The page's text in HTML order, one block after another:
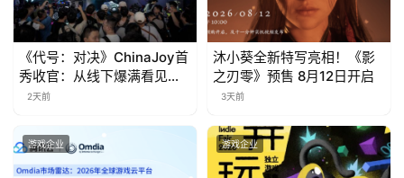
海
站
中
文
《代号：对决》ChinaJoy首
秀收官：从线下爆满看见玩
家的真实期待
2天前
沐小葵全新特写亮相！《影
之刃零》预售 8月12日开启
3天前
游戏企业 游戏企业